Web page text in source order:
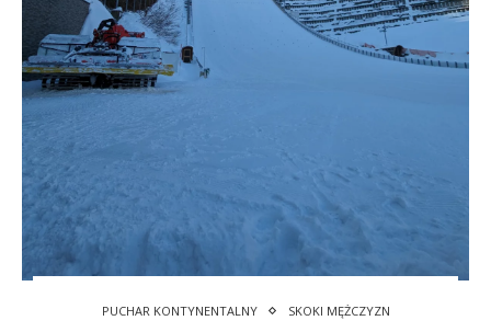
PUCHAR KONTYNENTALNY SKOKI MĘŻCZYZN